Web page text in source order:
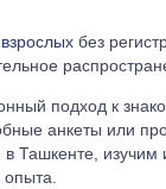
без
подход к
анкеты или
в Ташкенте,